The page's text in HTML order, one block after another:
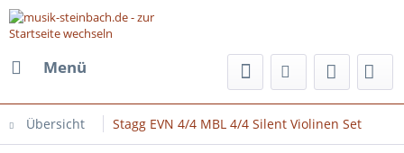
Menü
Übersicht Stagg EVN 4/4 MBL 4/4 Silent Violinen Set